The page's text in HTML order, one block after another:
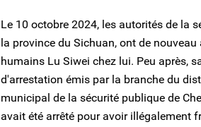
Le 10 octobre 2024, les autorités de la
la province du Sichuan, ont de
humains Lu Siwei chez lui. Peu après,
d'arrestation émis par la branche du
municipal de la sécurité publique de
avait été arrêté pour avoir illégalement